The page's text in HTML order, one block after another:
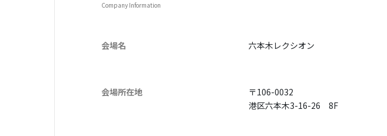
Company Information
会場名 六本木レクシオン
会場所在地
〒106-0032
港区六本木3-16-26 8F